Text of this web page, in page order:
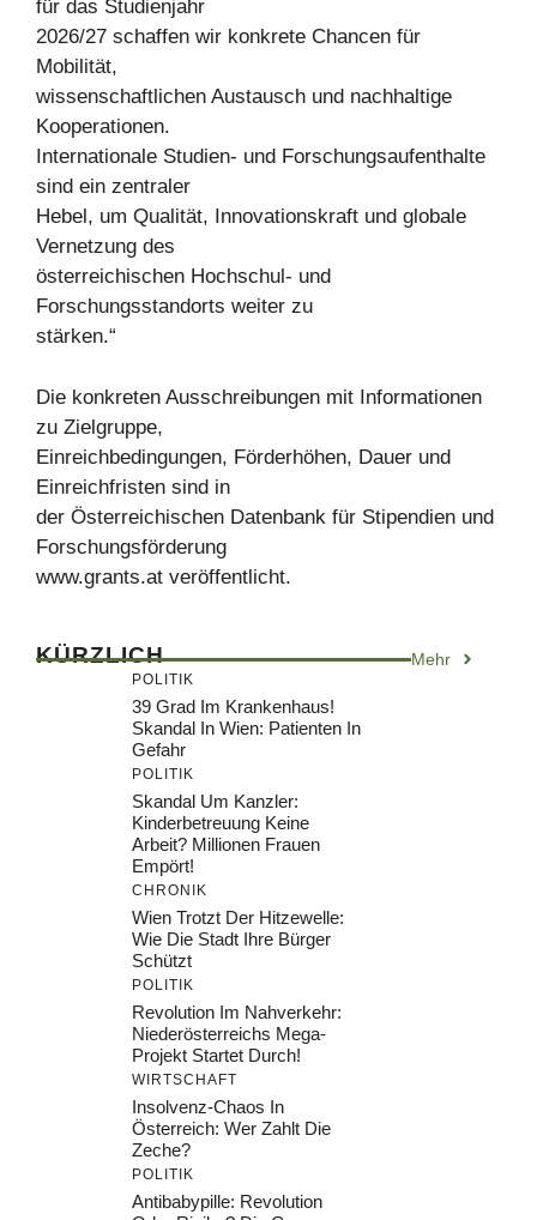
für das Studienjahr
2026/27 schaffen wir konkrete Chancen für
Mobilität,
wissenschaftlichen Austausch und nachhaltige
Kooperationen.
Internationale Studien- und Forschungsaufenthalte
sind ein zentraler
Hebel, um Qualität, Innovationskraft und globale
Vernetzung des
österreichischen Hochschul- und
Forschungsstandorts weiter zu
stärken.“
Die konkreten Ausschreibungen mit Informationen
zu Zielgruppe,
Einreichbedingungen, Förderhöhen, Dauer und
Einreichfristen sind in
der Österreichischen Datenbank für Stipendien und
Forschungsförderung
www.grants.at veröffentlicht.
KÜRZLICH Mehr
POLITIK
39 Grad Im Krankenhaus!
Skandal In Wien: Patienten In
Gefahr
POLITIK
Skandal Um Kanzler:
Kinderbetreuung Keine
Arbeit? Millionen Frauen
Empört!
CHRONIK
Wien Trotzt Der Hitzewelle:
Wie Die Stadt Ihre Bürger
Schützt
POLITIK
Revolution Im Nahverkehr:
Niederösterreichs Mega-
Projekt Startet Durch!
WIRTSCHAFT
Insolvenz-Chaos In
Österreich: Wer Zahlt Die
Zeche?
POLITIK
Antibabypille: Revolution